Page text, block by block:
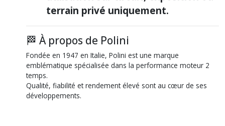
terrain privé uniquement.
🏁 À propos de Polini
Fondée en 1947 en Italie, Polini est une marque
emblématique spécialisée dans la performance moteur 2
temps.
Qualité, fiabilité et rendement élevé sont au cœur de ses
développements.